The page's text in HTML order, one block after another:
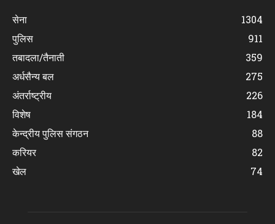
सेना
1304
पुलिस
911
तबादला/तैनाती
359
अर्धसैन्य बल
275
अंतर्राष्ट्रीय
226
विशेष
184
केन्द्रीय पुलिस संगठन
88
करियर
82
खेल
74